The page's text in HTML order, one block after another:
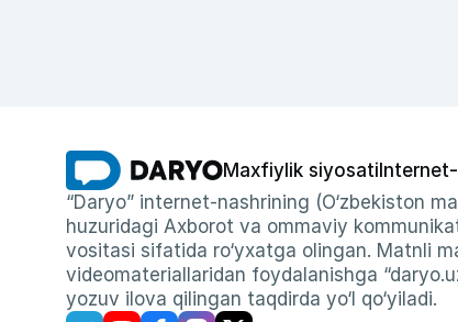
Maxfiylik siyosati
“Daryo” internet-nashrining (O‘zbekiston
huzuridagi Axborot va ommaviy
vositasi sifatida ro‘yxatga olingan. Matnli
videomateriallaridan foydalanishga
yozuv ilova qilingan taqdirda yo‘l qo‘yiladi.